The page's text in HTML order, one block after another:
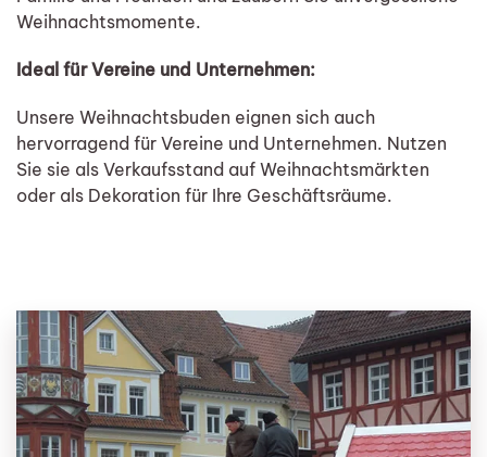
Weihnachtsmomente.
Ideal für Vereine und Unternehmen:
Unsere Weihnachtsbuden eignen sich auch
hervorragend für Vereine und Unternehmen. Nutzen
Sie sie als Verkaufsstand auf Weihnachtsmärkten
oder als Dekoration für Ihre Geschäftsräume.